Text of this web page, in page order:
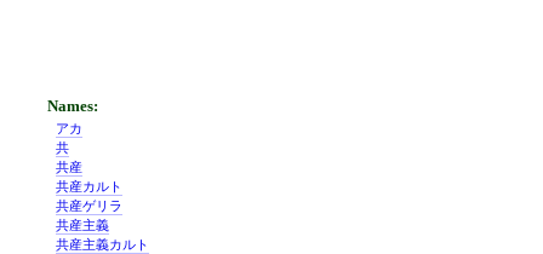
アカ
共
共産
共産カルト
共産ゲリラ
共産主義
共産主義カルト